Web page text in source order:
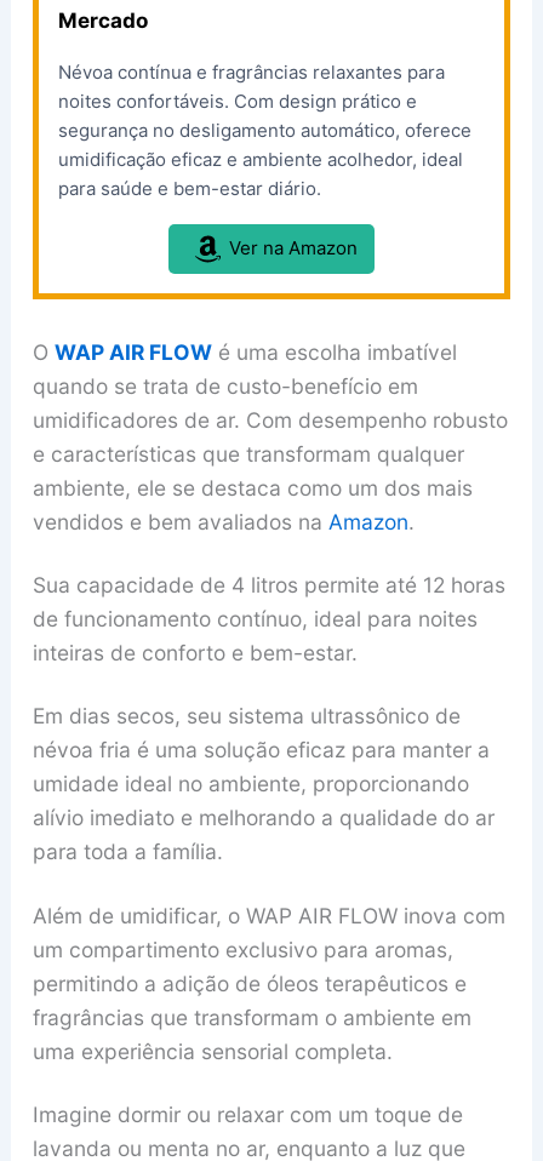
Mercado
Névoa contínua e fragrâncias relaxantes para
noites confortáveis. Com design prático e
segurança no desligamento automático, oferece
umidificação eficaz e ambiente acolhedor, ideal
para saúde e bem-estar diário.
Ver na Amazon
O WAP AIR FLOWé uma escolha imbatível
quando se trata de custo-benefício em
umidificadores de ar. Com desempenho robusto
e características que transformam qualquer
ambiente, ele se destaca como um dos mais
vendidos e bem avaliados na Amazon.
Sua capacidade de 4 litros permite até 12 horas
de funcionamento contínuo, ideal para noites
inteiras de conforto e bem-estar.
Em dias secos, seu sistema ultrassônico de
névoa fria é uma solução eficaz para manter a
umidade ideal no ambiente, proporcionando
alívio imediato e melhorando a qualidade do ar
para toda a família.
Além de umidificar, o WAP AIR FLOW inova com
um compartimento exclusivo para aromas,
permitindo a adição de óleos terapêuticos e
fragrâncias que transformam o ambiente em
uma experiência sensorial completa.
Imagine dormir ou relaxar com um toque de
lavanda ou menta no ar, enquanto a luz que